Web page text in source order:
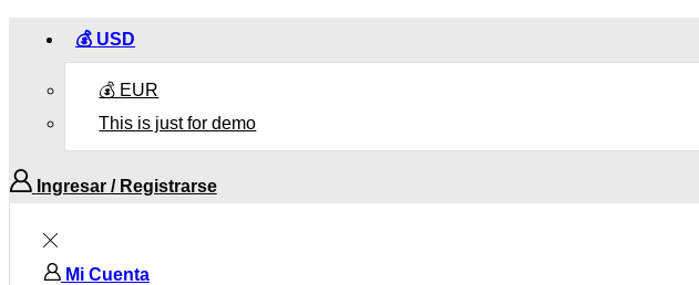
💰 USD
💰 EUR
This is just for demo
Ingresar / Registrarse
Mi Cuenta